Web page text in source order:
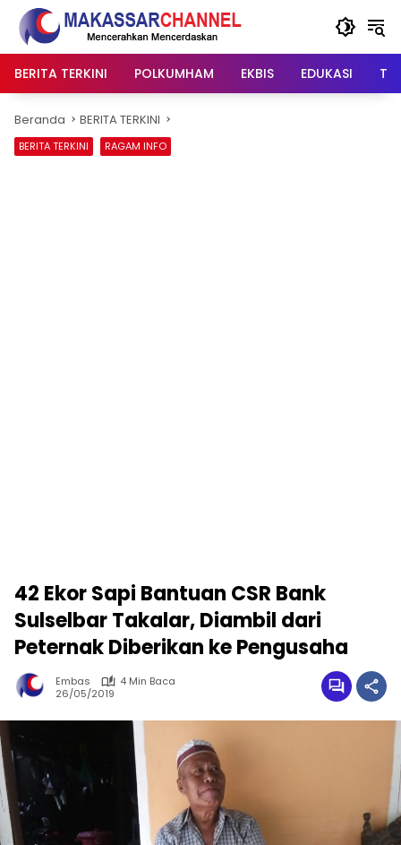
Langsung
konten
BERITA TERKINI
POLKUMHAM EKBIS EDUKASI
Beranda BERITA TERKINI
BERITA TERKINI RAGAM INFO
42 Ekor Sapi Bantuan CSR Bank
Sulselbar Takalar, Diambil dari
Peternak Diberikan ke Pengusaha
Embas
4 Min Baca
26/05/2019